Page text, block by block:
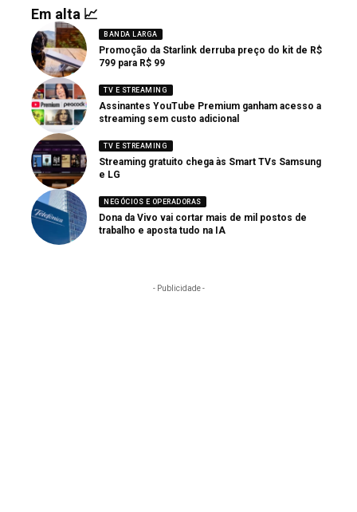
Em alta 📈
BANDA LARGA
Promoção da Starlink derruba preço do kit de R$
799 para R$ 99
TV E STREAMING
Assinantes YouTube Premium ganham acesso a
streaming sem custo adicional
TV E STREAMING
Streaming gratuito chega às Smart TVs Samsung
e LG
NEGÓCIOS E OPERADORAS
Dona da Vivo vai cortar mais de mil postos de
trabalho e aposta tudo na IA
- Publicidade -